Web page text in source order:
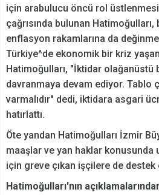
için arabulucu öncü rol
çağrısında bulunan Hatimoğulları,
enflasyon rakamlarına da
Türkiye^de ekonomik bir kriz
Hatimoğulları, "İktidar olağanüstü
davranmaya devam ediyor. Tablo
varmalıdır" dedi, iktidara asgari
hatırlattı.
Öte yandan Hatimoğulları İzmir
maaşlar ve yan haklar konusunda
için greve çıkan işçilere de destek
Hatimoğulları'nın